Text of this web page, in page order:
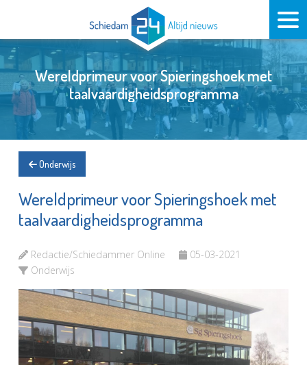
Wereldprimeur voor Spieringshoek met
taalvaardigheidsprogramma
Onderwijs
Wereldprimeur voor Spieringshoek met
taalvaardigheidsprogramma
Redactie/Schiedammer Online
05-03-2021
Onderwijs